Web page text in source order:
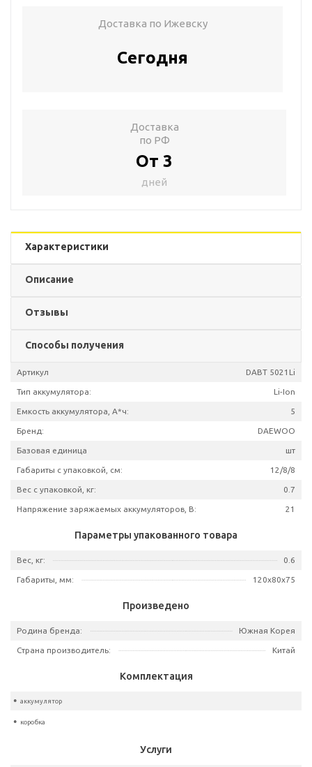
Доставка по Ижевску
Сегодня
Доставка
по РФ
От 3
дней
Характеристики
Описание
Отзывы
Способы получения
Тип аккумулятора:
Емкость аккумулятора, А*ч:
Габариты с упаковкой, см: